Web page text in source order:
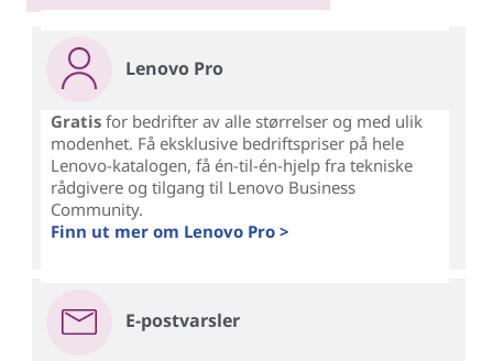
Lenovo Pro
Gratisfor bedrifter av alle størrelser og med ulik
modenhet. Få eksklusive bedriftspriser på hele
Lenovo-katalogen, få én-til-én-hjelp fra tekniske
rådgivere og tilgang til Lenovo Business
Community.
Finn ut mer om Lenovo Pro >
E-postvarsler